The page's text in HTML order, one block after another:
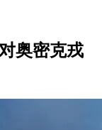
奥密克戎